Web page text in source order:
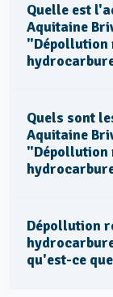
Quelle est
Aquitaine
"Dépollution
Quels sont
Aquitaine
"Dépollution
Dépollution
qu'est-ce